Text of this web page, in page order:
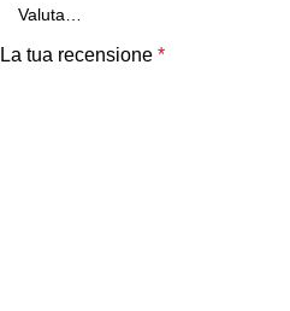
La tua recensione *